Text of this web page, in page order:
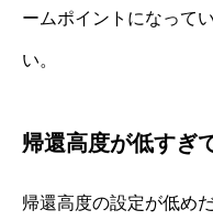
ームポイントになって
い。
帰還高度が低すぎ
帰還高度の設定が低め